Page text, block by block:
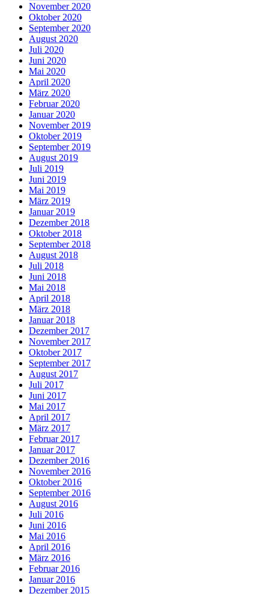
November 2020
Oktober 2020
September 2020
August 2020
Juli 2020
Juni 2020
Mai 2020
April 2020
März 2020
Februar 2020
Januar 2020
November 2019
Oktober 2019
September 2019
August 2019
Juli 2019
Juni 2019
Mai 2019
März 2019
Januar 2019
Dezember 2018
Oktober 2018
September 2018
August 2018
Juli 2018
Juni 2018
Mai 2018
April 2018
März 2018
Januar 2018
Dezember 2017
November 2017
Oktober 2017
September 2017
August 2017
Juli 2017
Juni 2017
Mai 2017
April 2017
März 2017
Februar 2017
Januar 2017
Dezember 2016
November 2016
Oktober 2016
September 2016
August 2016
Juli 2016
Juni 2016
Mai 2016
April 2016
März 2016
Februar 2016
Januar 2016
Dezember 2015